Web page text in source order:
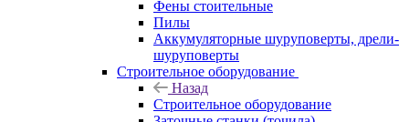
Фены стоительные
Пилы
Аккумуляторные шуруповерты, дрели-
шуруповерты
Строительное оборудование
Назад
Строительное оборудование